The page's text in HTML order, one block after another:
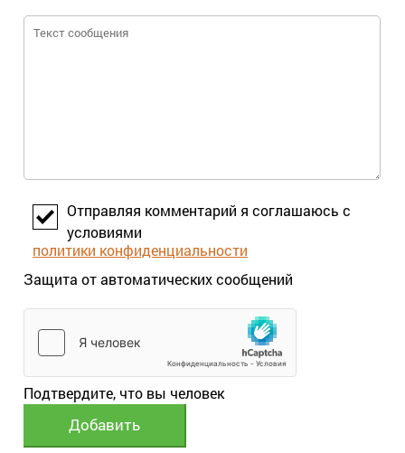
ОАЭ находятся...
Отправляя комментарий я соглашаюсь с
условиями
политики конфиденциальности
Защита от автоматических сообщений
Подтвердите, что вы человек